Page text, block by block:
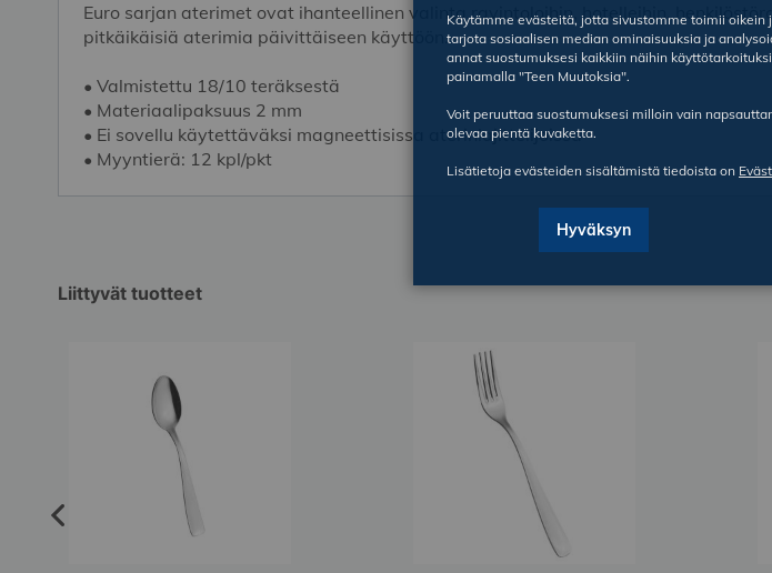
gallery
Euro sarjan aterimet ovat ihanteellinen valinta ravintoloihin, hotelleihin,
pitkäikäisiä aterimia päivittäiseen käyttöön.
• Valmistettu 18/10 teräksestä
• Materiaalipaksuus 2 mm
• Ei sovellu käytettäväksi magneettisissa aterinlajittelijoissa
• Myyntierä: 12 kpl/pkt
Liittyvät tuotteet
Käytämme evästeitä, jotta sivustomme toimii
tarjota sosiaalisen median ominaisuuksia ja
annat suostumuksesi kaikkiin näihin
painamalla "Teen Muutoksia".
Voit peruuttaa suostumuksesi milloin vain
olevaa pientä kuvaketta.
Lisätietoja evästeiden sisältämistä tiedoista on
Hyväksyn